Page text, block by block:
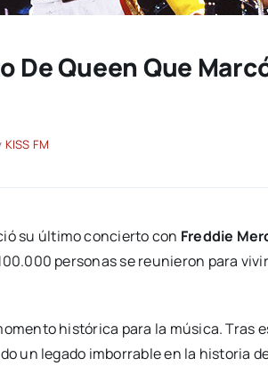
Queen Que
KISS FM
su último concierto con Freddie
personas se reunieron para
histórica para la música. Tras
un legado imborrable en la historia